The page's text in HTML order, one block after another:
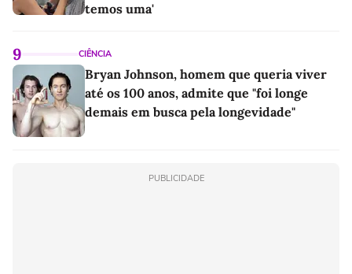
temos uma'
9 CIÊNCIA
Bryan Johnson, homem que queria viver
até os 100 anos, admite que "foi longe
demais em busca pela longevidade"
PUBLICIDADE